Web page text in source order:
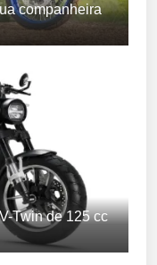
companheira
Twin de 125 cc